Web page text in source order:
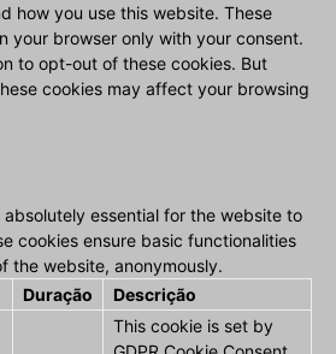
how you use this website. These
your browser only with your consent.
to opt-out of these cookies. But
cookies may affect your browsing
essential for the website to
cookies ensure basic functionalities
the website, anonymously.
Duração Descrição
This cookie is set by